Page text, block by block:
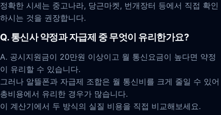
정확한 시세는 중고나라, 당근마켓, 번개장터 등에서 직접 확인
하시는 것을 권장합니다.
Q. 통신사 약정과 자급제 중 무엇이 유리한가요?
A. 공시지원금이 20만원 이상이고 월 통신요금이 높다면 약정
이 유리할 수 있습니다.
그러나 알뜰폰과 자급제 조합은 월 통신비를 크게 줄일 수 있어
총비용에서 유리한 경우가 많습니다.
이 계산기에서 두 방식의 실질 비용을 직접 비교해보세요.